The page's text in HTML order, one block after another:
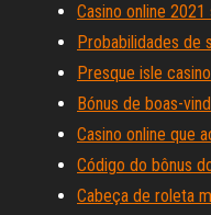
Casino online
Probabilidades de
Presque isle
Bónus de boas-
Casino online que
Código do bônus
Cabeça de roleta